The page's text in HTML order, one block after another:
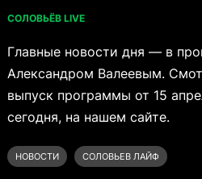
СОЛОВЬЁВ LIVE
Главные новости дня — в
Александром Валеевым.
выпуск программы от 15
сегодня, на нашем сайте.
НОВОСТИ СОЛОВЬЕВ ЛАЙФ